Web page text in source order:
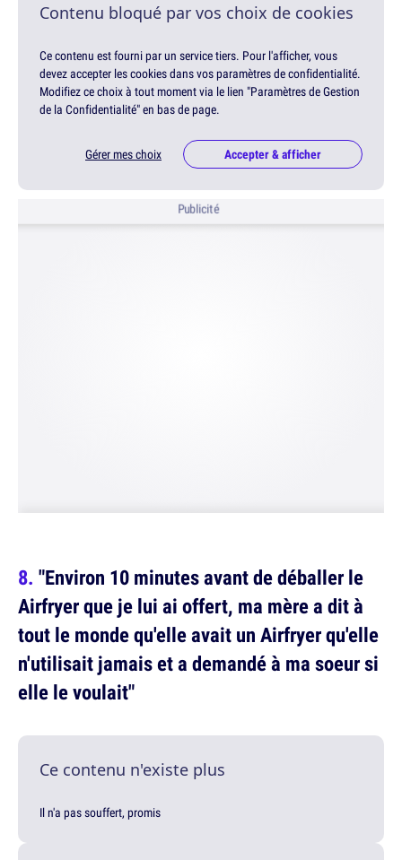
Contenu bloqué par vos choix de cookies
Ce contenu est fourni par un service tiers. Pour l'afficher, vous
devez accepter les cookies dans vos paramètres de confidentialité.
Modifiez ce choix à tout moment via le lien "Paramètres de Gestion
de la Confidentialité" en bas de page.
Gérer mes choix Accepter & afficher
Publicité
"Environ 10 minutes avant de déballer le
Airfryer que je lui ai offert, ma mère a dit à
tout le monde qu'elle avait un Airfryer qu'elle
n'utilisait jamais et a demandé à ma soeur si
elle le voulait"
Ce contenu n'existe plus
Il n'a pas souffert, promis